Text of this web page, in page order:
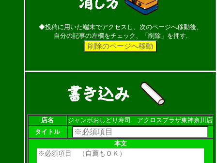
◆投稿に用いた端末でアクセスし、次のページへ移動後、
自分の記事の左欄をチェック、「削除」を押す.
店名
ジャンボおしどり寿司 アクロスプラザ東神奈川店
タイトル
本文